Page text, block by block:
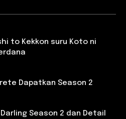
to Kekkon suru Koto ni
Dapatkan Season 2
Season 2 dan Detail